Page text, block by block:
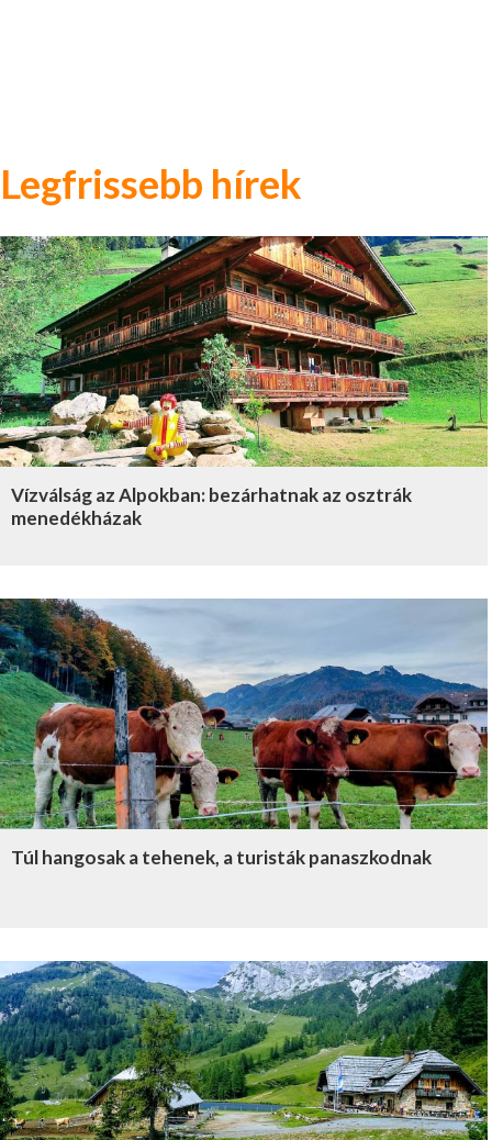
Legfrissebb hírek
Vízválság az Alpokban: bezárhatnak az osztrák
menedékházak
Túl hangosak a tehenek, a turisták panaszkodnak